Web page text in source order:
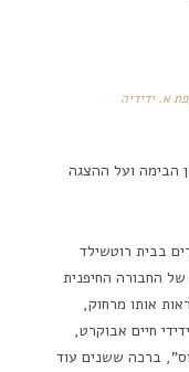
א. ידידיה
הבימה ועל ההצגה
בבית רוטשילד
החבורה החיפנית
אותו מרחוק,
חיים אבוקרט,
ברכה ששנים עוד